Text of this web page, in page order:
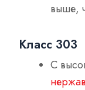
выше,
Класс 303
С